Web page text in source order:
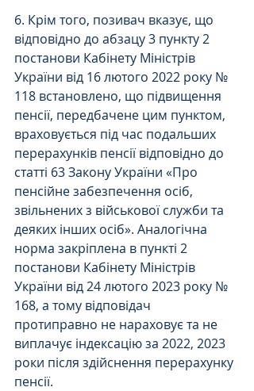
6. Крім того, позивач вказує, що
відповідно до абзацу 3 пункту 2
постанови Кабінету Міністрів
України від 16 лютого 2022 року №
118 встановлено, що підвищення
пенсії, передбачене цим пунктом,
враховується під час подальших
перерахунків пенсії відповідно до
статті 63 Закону України «Про
пенсійне забезпечення осіб,
звільнених з військової служби та
деяких інших осіб». Аналогічна
норма закріплена в пункті 2
постанови Кабінету Міністрів
України від 24 лютого 2023 року №
168, а тому відповідач
протиправно не нараховує та не
виплачує індексацію за 2022, 2023
роки після здійснення перерахунку
пенсії.